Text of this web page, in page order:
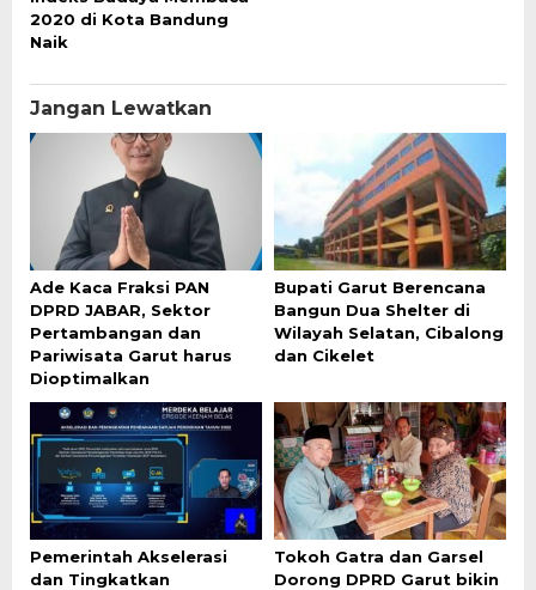
2020 di Kota Bandung
Naik
Jangan Lewatkan
Ade Kaca Fraksi PAN
DPRD JABAR, Sektor
Pertambangan dan
Pariwisata Garut harus
Dioptimalkan
Bupati Garut Berencana
Bangun Dua Shelter di
Wilayah Selatan, Cibalong
dan Cikelet
Pemerintah Akselerasi
dan Tingkatkan
Tokoh Gatra dan Garsel
Dorong DPRD Garut bikin